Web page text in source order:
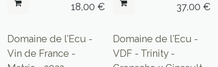
18,00 € 37,00 €
Domaine de l’Ecu -
Vin de France -
Domaine de l’Ecu -
VDF - Trinity -